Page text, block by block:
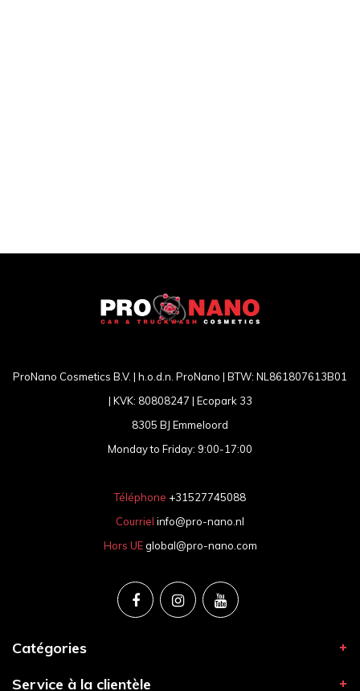
ProNano Cosmetics B.V. | h.o.d.n. ProNano | BTW: NL861807613B01
| KVK: 80808247 | Ecopark 33
8305 BJ Emmeloord
Monday to Friday: 9:00-17:00
Téléphone +31527745088
Courriel info@pro-nano.nl
Hors UE global@pro-nano.com
Catégories
Service à la clientèle